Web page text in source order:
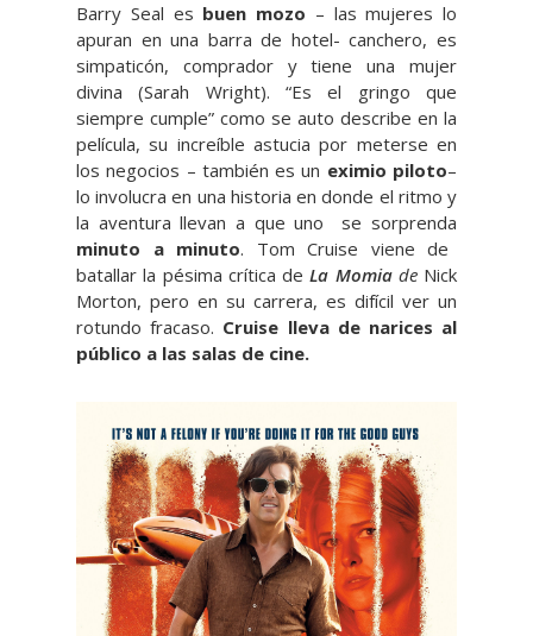
Barry Seal es buen mozo – las mujeres lo
apuran en una barra de hotel- canchero, es
simpaticón, comprador y tiene una mujer
divina (Sarah Wright). “Es el gringo que
siempre cumple” como se auto describe en la
película, su increíble astucia por meterse en
los negocios – también es un eximio piloto–
lo involucra en una historia en donde el ritmo y
la aventura llevan a que uno se sorprenda
minuto a minuto. Tom Cruise viene de
batallar la pésima crítica deLa Momiade Nick
Morton, pero en su carrera, es difícil ver un
rotundo fracaso. Cruise lleva de narices al
público a las salas de cine.